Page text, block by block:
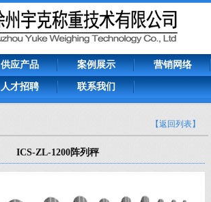
供应产品 案例展示 营销网络
人才招聘 联系我们
【返回列表】
ICS-ZL-1200阵列秤